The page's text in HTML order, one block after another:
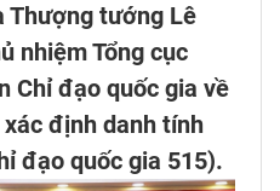
Thượng tướng Lê
nhiệm Tổng cục
Chỉ đạo quốc gia về
định danh tính
đạo quốc gia 515).